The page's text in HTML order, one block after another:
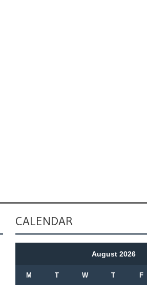
CALENDAR
August 2026
M T W T F